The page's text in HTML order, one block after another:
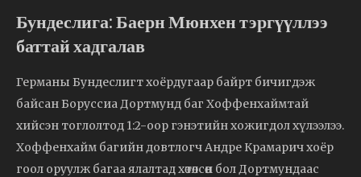
Бундеслига: Баерн Мюнхен тэргүүллээ
баттай хадгалав
Германы Бундеслигт хоёрдугаар байрт бичигдэж
байсан Боруссиа Дортмунд баг Хоффенхаймтай
хийсэн тоглолтод 1:2-оор гэнэтийн хожигдол хүлээлээ.
Хоффенхайм багийн довтлогч Андре Крамарич хоёр
гоол оруулж багаа ялалтад хөтөлсөн бол Дортмундаас